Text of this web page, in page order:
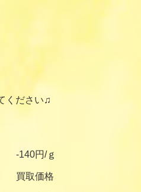
ください♫
-140円/ｇ
買取価格